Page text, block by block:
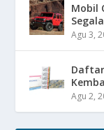
Mobil
Agu 3,
Agu 2,